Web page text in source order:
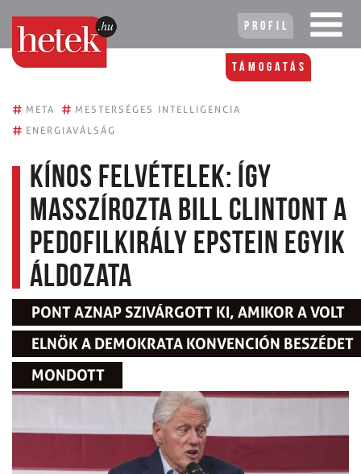
Profil
Támogatás
# META # MESTERSÉGES INTELLIGENCIA
# ENERGIAVÁLSÁG
Kínos felvételek: Így
masszírozta Bill Clintont a
pedofilkirály Epstein egyik
áldozata
PONT AZNAP SZIVÁRGOTT KI, AMIKOR A VOLT
ELNÖK A DEMOKRATA KONVENCIÓN BESZÉDET
MONDOTT